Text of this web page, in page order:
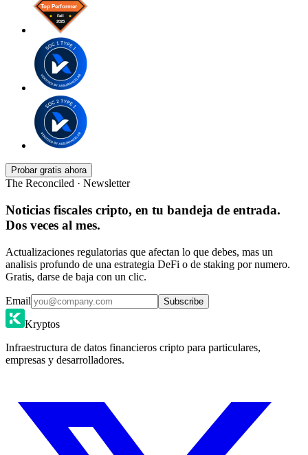
Probar gratis ahora
The Reconciled · Newsletter
Noticias fiscales cripto, en tu bandeja de entrada.
Dos veces al mes.
Actualizaciones regulatorias que afectan lo que debes, mas un
analisis profundo de una estrategia DeFi o de staking por numero.
Gratis, darse de baja con un clic.
Email Subscribe
Kryptos
Infraestructura de datos financieros cripto para particulares,
empresas y desarrolladores.